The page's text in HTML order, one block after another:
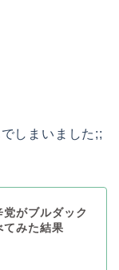
しまいました;;
党がブルダック
てみた結果